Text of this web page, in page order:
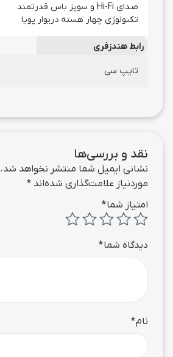
صدای Hi-Fi و سوپز باس قدرتمند
تکنولوژی چهار هسته دریوار پویا
رابط هندزفری
تایپ سی
نقد و بررسی‌ها
نشانی ایمیل شما منتشر نخواهد شد.
موردنیاز علامت‌گذاری شده‌اند *
امتیاز شما*
دیدگاه شما*
نام*